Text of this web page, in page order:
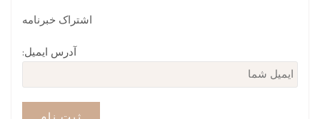
اشتراک خبرنامه
آدرس ایمیل: